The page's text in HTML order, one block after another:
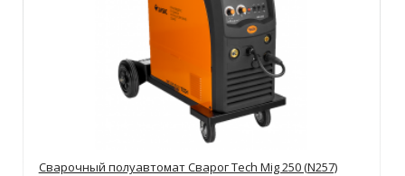
Сварочный полуавтомат Сварог Tech Mig 250 (N257)